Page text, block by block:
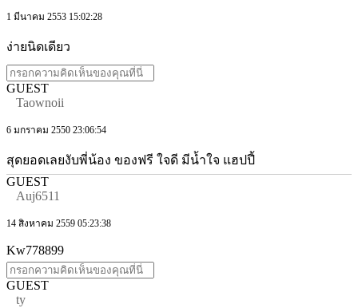
1 มีนาคม 2553 15:02:28
ง่ายนิดเดียว
GUEST
Taownoii
6 มกราคม 2550 23:06:54
สุดยอดเลยงับพี่น้อง ของฟรี ใจดี มีน้ำใจ แฮปปี้
GUEST
Auj6511
14 สิงหาคม 2559 05:23:38
Kw778899
GUEST
ty